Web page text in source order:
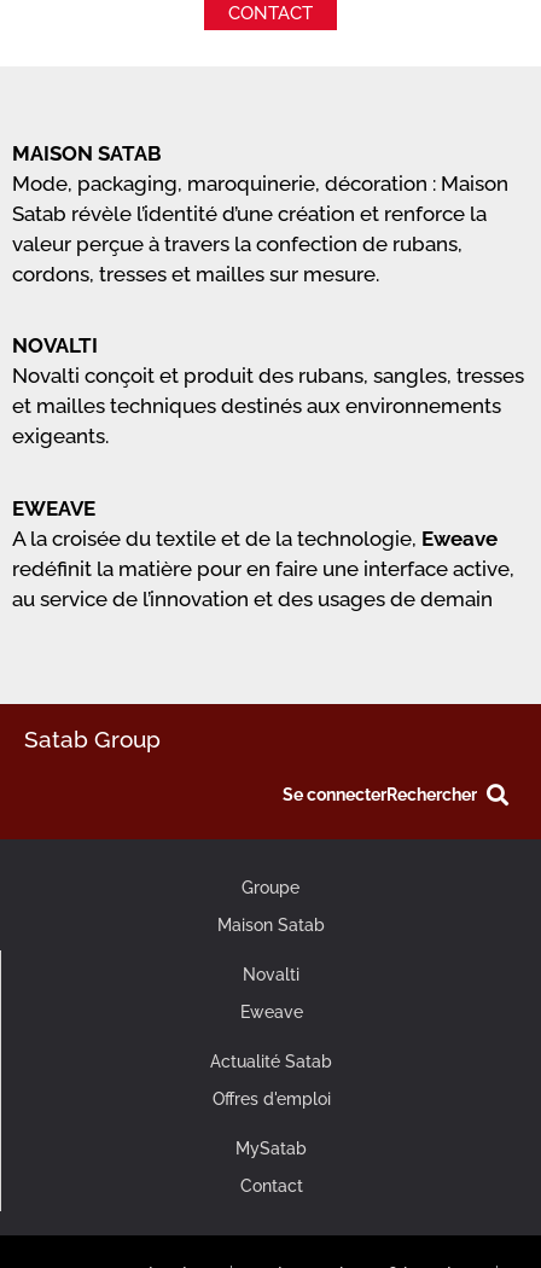
CONTACT
MAISON SATAB
Mode, packaging, maroquinerie, décoration : Maison
Satab révèle l’identité d’une création et renforce la
valeur perçue à travers la confection de rubans,
cordons, tresses et mailles sur mesure.
NOVALTI
Novalti conçoit et produit des rubans, sangles, tresses
et mailles techniques destinés aux environnements
exigeants.
EWEAVE
A la croisée du textile et de la technologie, Eweave
redéfinit la matière pour en faire une interface active,
au service de l’innovation et des usages de demain
Satab Group
Se connecterRechercher
Groupe
Maison Satab
Novalti
Eweave
Actualité Satab
Offres d'emploi
MySatab
Contact